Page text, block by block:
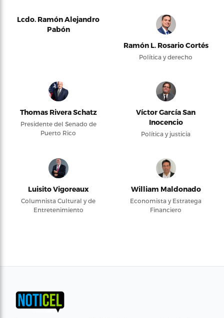
Lcdo. Ramón Alejandro
Pabón
Ramón L. Rosario Cortés
Política y derecho
Thomas Rivera Schatz
Presidente del Senado de
Puerto Rico
Víctor García San
Inocencio
Política y justicia
Luisito Vigoreaux
Columnista Cultural y de
Entretenimiento
William Maldonado
Economista y Estratega
Financiero